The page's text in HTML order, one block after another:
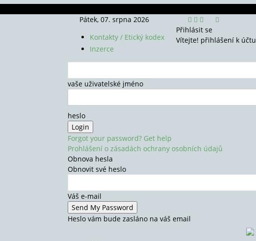
Pátek, 07. srpna 2026
Kontakty / Etický kodex
Inzerce
Přihlásit se
Vítejte! přihlášení k účtu
vaše uživatelské jméno
heslo
Forgot your password? Get help
Prohlášení o zásadách ochrany osobních údajů
Obnova hesla
Obnovit své heslo
Váš e-mail
Heslo vám bude zasláno na váš email